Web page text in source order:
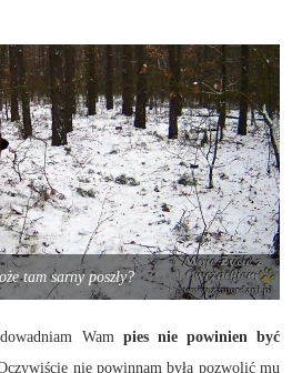
tam sarny poszły?
Wam pies nie powinien być
Oczywiście nie powinnam była pozwolić mu